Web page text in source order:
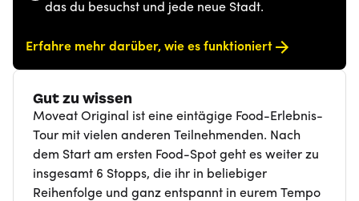
das du besuchst und jede neue Stadt.
Erfahre mehr darüber, wie es funktioniert
Gut zu wissen
Moveat Original ist eine eintägige Food-Erlebnis-
Tour mit vielen anderen Teilnehmenden. Nach
dem Start am ersten Food-Spot geht es weiter zu
insgesamt 6 Stopps, die ihr in beliebiger
Reihenfolge und ganz entspannt in eurem Tempo